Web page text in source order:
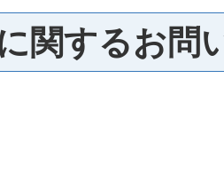
関するお問